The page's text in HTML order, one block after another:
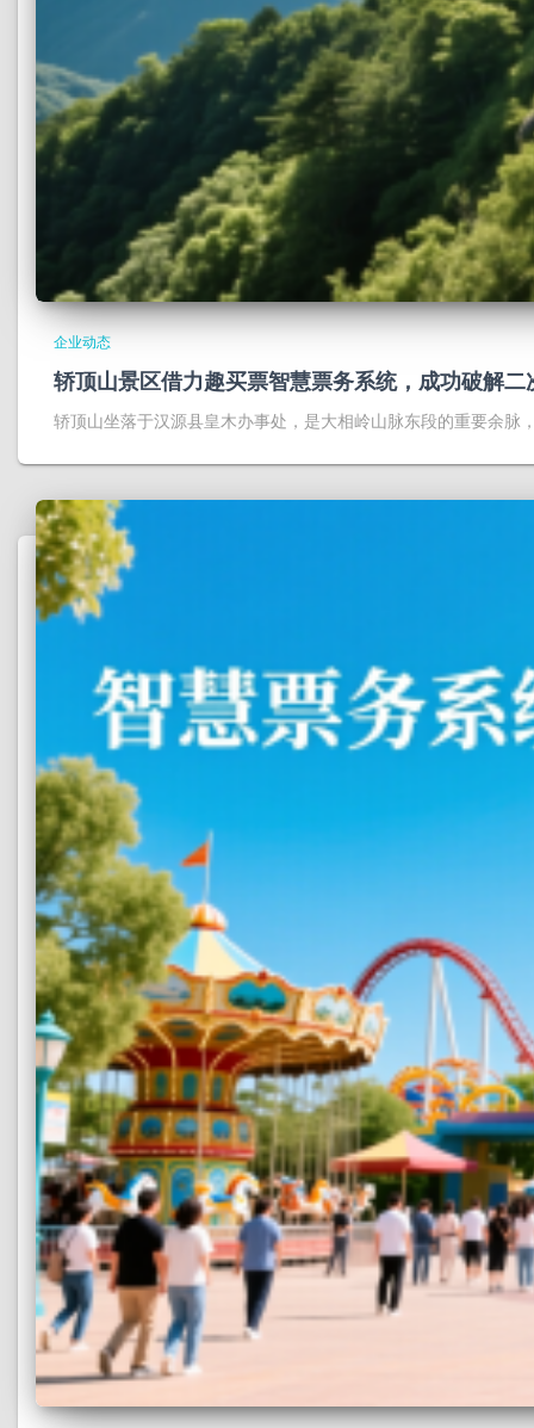
企业动态
轿顶山景区借力趣买票智慧票务系统，成功破解
轿顶山坐落于汉源县皇木办事处，是大相岭山脉东段的重要余脉